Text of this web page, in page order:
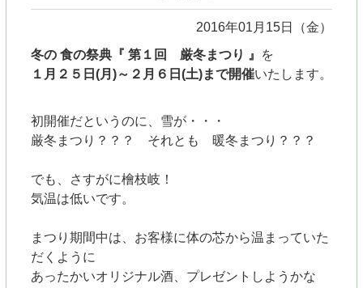
2016年01月15日（金）
冬の 食の祭典『 第１回 厳冬まつり 』
を
１月２５日(月)～２月６日(土)まで開催いたします。
初開催だというのに、雪が・・・
厳冬まつり？？？ それとも 暖冬まつり？？？
でも、さすがに檜枝岐！
気温は低いです。
まつり期間中は、 お客様に体の芯から温まっていた
だくように
あったかいオリジナル酒、プレゼントしようかな